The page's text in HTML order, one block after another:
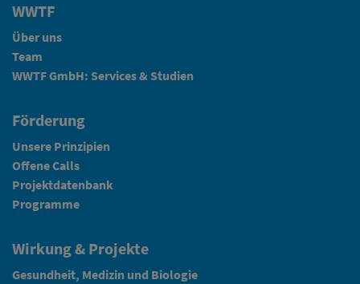
WWTF
Über uns
Team
WWTF GmbH: Services & Studien
Förderung
Unsere Prinzipien
Offene Calls
Projektdatenbank
Programme
Wirkung & Projekte
Gesundheit, Medizin und Biologie